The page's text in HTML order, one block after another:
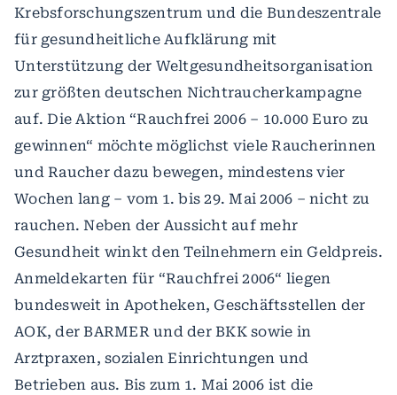
Krebsforschungszentrum und die Bundeszentrale
für gesundheitliche Aufklärung mit
Unterstützung der Weltgesundheitsorganisation
zur größten deutschen Nichtraucherkampagne
auf. Die Aktion “Rauchfrei 2006 – 10.000 Euro zu
gewinnen“ möchte möglichst viele Raucherinnen
und Raucher dazu bewegen, mindestens vier
Wochen lang – vom 1. bis 29. Mai 2006 – nicht zu
rauchen. Neben der Aussicht auf mehr
Gesundheit winkt den Teilnehmern ein Geldpreis.
Anmeldekarten für “Rauchfrei 2006“ liegen
bundesweit in Apotheken, Geschäftsstellen der
AOK, der BARMER und der BKK sowie in
Arztpraxen, sozialen Einrichtungen und
Betrieben aus. Bis zum 1. Mai 2006 ist die